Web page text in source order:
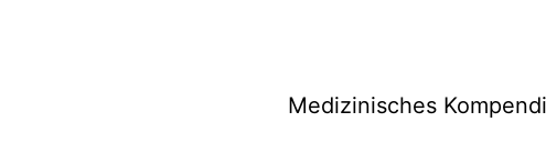
Medizinisches